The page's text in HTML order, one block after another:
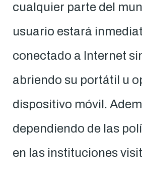
cualquier parte del
usuario estará
conectado a Internet
abriendo su portátil u
dispositivo móvil.
dependiendo de las
en las instituciones